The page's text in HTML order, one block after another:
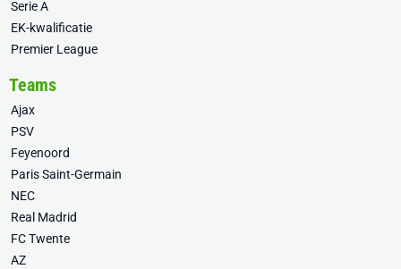
Serie A
EK-kwalificatie
Premier League
Teams
Ajax
PSV
Feyenoord
Paris Saint-Germain
NEC
Real Madrid
FC Twente
AZ